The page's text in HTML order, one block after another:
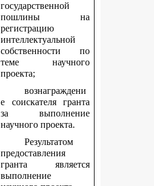
государственной
пошлины на
регистрацию
интеллектуальной
собственности по
теме научного
проекта;
вознаграждени
е соискателя гранта
за выполнение
научного проекта.
Результатом
предоставления
гранта является
выполнение